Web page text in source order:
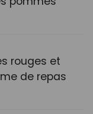
rouges et
de repas